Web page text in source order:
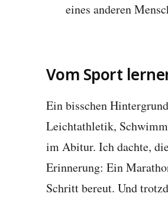
eines anderen
Vom Sport
Ein bisschen
Leichtathletik,
im Abitur. Ich dachte,
Erinnerung: Ein
Schritt bereut. Und